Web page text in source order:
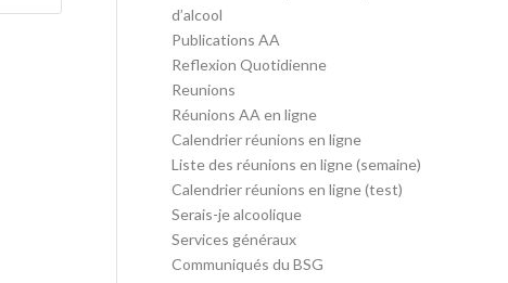
d’alcool
Publications AA
Reflexion Quotidienne
Reunions
Réunions AA en ligne
Calendrier réunions en ligne
Liste des réunions en ligne (semaine)
Calendrier réunions en ligne (test)
Serais-je alcoolique
Services généraux
Communiqués du BSG